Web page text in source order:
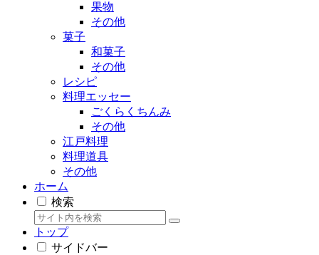
果物
その他
菓子
和菓子
その他
レシピ
料理エッセー
ごくらくちんみ
その他
江戸料理
料理道具
その他
ホーム
検索
トップ
サイドバー